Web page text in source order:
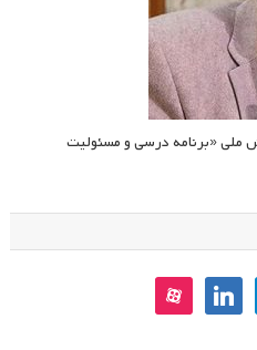
ملی «برنامه درسی و مسئولیت
linkedin
aparat